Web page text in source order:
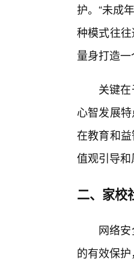
护。“未成
种模式往
量身打造一
关键
心智发展
在教育和
值观引导和
二、家校
网络
的有效保